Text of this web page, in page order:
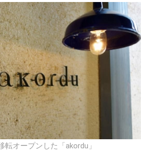
転オープンした「akordu」